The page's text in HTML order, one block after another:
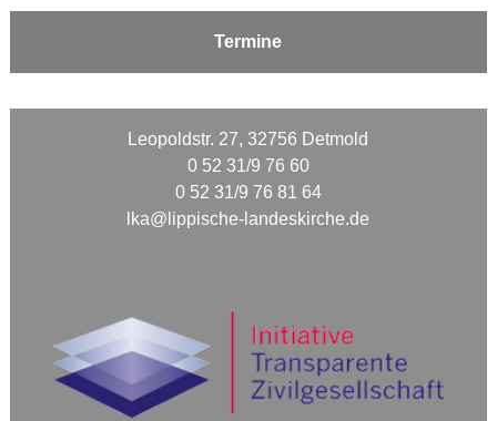
Termine
Leopoldstr. 27, 32756 Detmold
0 52 31/9 76 60
0 52 31/9 76 81 64
lka@lippische-landeskirche.de